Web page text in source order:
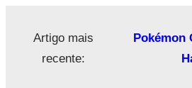
Artigo mais
recente:
Pokémon